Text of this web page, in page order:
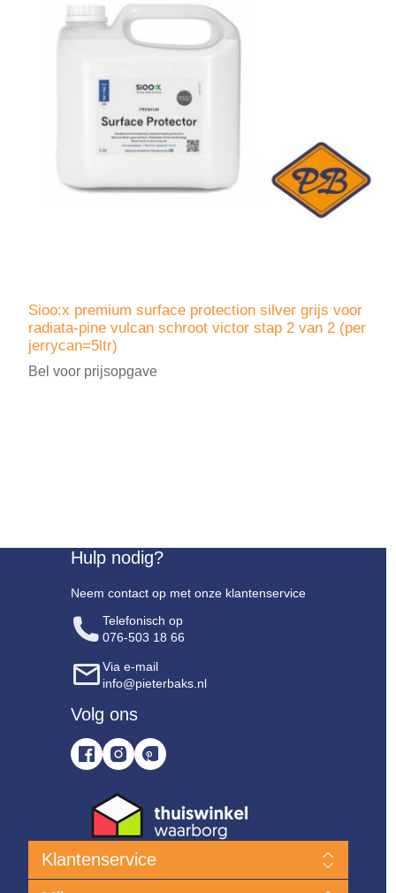
Sioo:x premium surface protection silver grijs voor
radiata-pine vulcan schroot victor stap 2 van 2 (per
jerrycan=5ltr)
Bel voor prijsopgave
Hulp nodig?
Neem contact op met onze klantenservice
Telefonisch op
076-503 18 66
Via e-mail
info@pieterbaks.nl
Volg ons
Klantenservice